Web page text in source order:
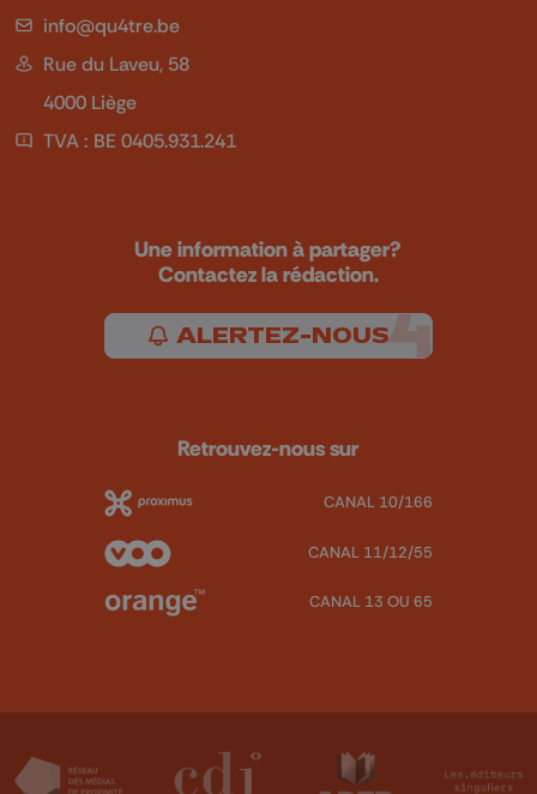
info@qu4tre.be
Rue du Laveu, 58
4000 Liège
TVA : BE 0405.931.241
Une information à partager?
Contactez la rédaction.
ALERTEZ-NOUS
Retrouvez-nous sur
CANAL 10/166
CANAL 11/12/55
CANAL 13 OU 65